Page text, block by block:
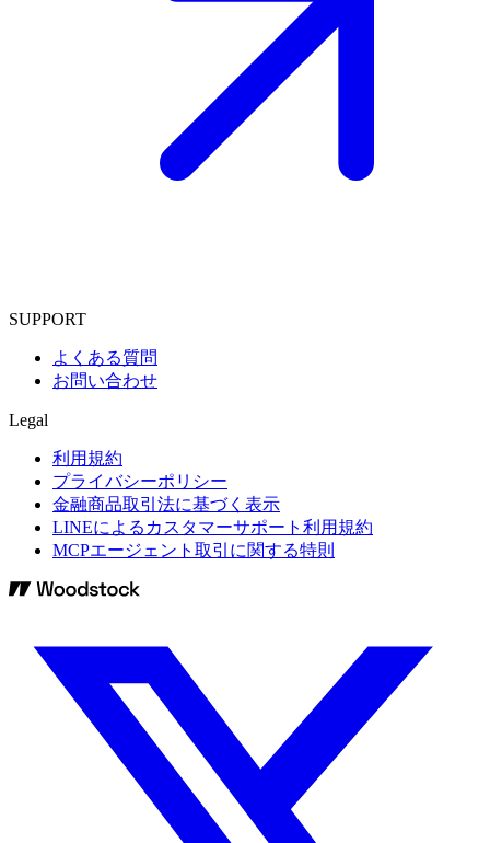
SUPPORT
よくある質問
お問い合わせ
Legal
利用規約
プライバシーポリシー
金融商品取引法に基づく表示
LINEによるカスタマーサポート利用規約
MCPエージェント取引に関する特則